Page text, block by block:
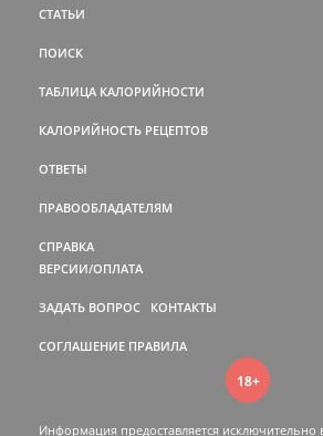
СТАТЬИ
ПОИСК
ТАБЛИЦА КАЛОРИЙНОСТИ
КАЛОРИЙНОСТЬ РЕЦЕПТОВ
ОТВЕТЫ
ПРАВООБЛАДАТЕЛЯМ
СПРАВКА
ВЕРСИИ/ОПЛАТА
ЗАДАТЬ ВОПРОС КОНТАКТЫ
СОГЛАШЕНИЕ ПРАВИЛА
18+
Информация предоставляется исключительно